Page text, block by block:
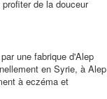
de la douceur
une fabrique d'Alep
en Syrie, à Alep
à eczéma et